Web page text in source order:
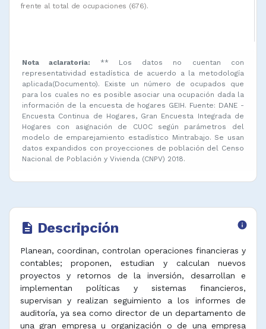
frente al total de ocupaciones (676).
Nota aclaratoria:
** Los datos no cuentan con
representatividad estadística de acuerdo a la metodología
aplicada(Documento). Existe un número de ocupados que
para los cuales no es posible asociar una ocupación dada la
información de la encuesta de hogares GEIH. Fuente: DANE -
Encuesta Continua de Hogares, Gran Encuesta Integrada de
Hogares con asignación de CUOC según parámetros del
modelo de emparejamiento estadístico Mintrabajo. Se usan
datos expandidos con proyecciones de población del Censo
Nacional de Población y Vivienda (CNPV) 2018.
description Descripción info
Planean, coordinan, controlan operaciones financieras y
contables; proponen, estudian y calculan nuevos
proyectos y retornos de la inversión, desarrollan e
implementan políticas y sistemas financieros,
supervisan y realizan seguimiento a los informes de
auditoría, ya sea como director de un departamento de
una gran empresa u organización o de una empresa